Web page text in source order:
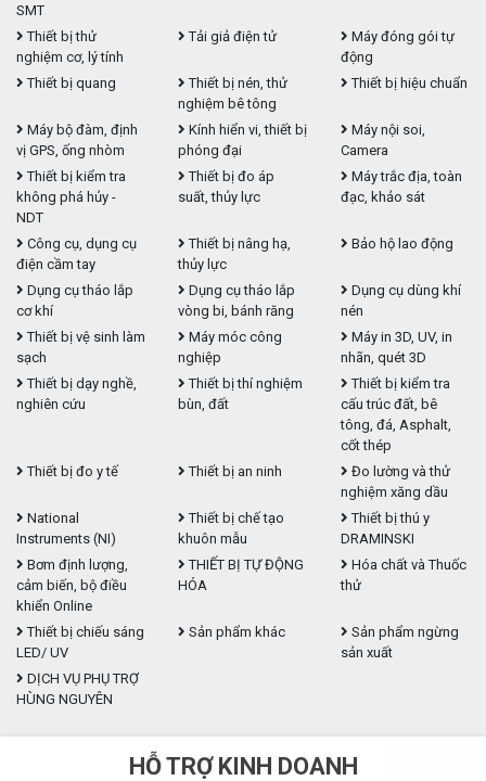
SMT
Thiết bị thử
nghiệm cơ, lý tính
Tải giả điện tử
Máy đóng gói tự
động
Thiết bị quang
Thiết bị nén, thử
nghiệm bê tông
Thiết bị hiệu chuẩn
Máy bộ đàm, định
vị GPS, ống nhòm
Kính hiển vi, thiết bị
phóng đại
Máy nội soi,
Camera
Thiết bị kiểm tra
không phá hủy -
NDT
Thiết bị đo áp
suất, thủy lực
Máy trắc địa, toàn
đạc, khảo sát
Công cụ, dụng cụ
điện cầm tay
Thiết bị nâng hạ,
thủy lực
Bảo hộ lao động
Dụng cụ tháo lắp
cơ khí
Dụng cụ tháo lắp
vòng bi, bánh răng
Dụng cụ dùng khí
nén
Thiết bị vệ sinh làm
sạch
Máy móc công
nghiệp
Máy in 3D, UV, in
nhãn, quét 3D
Thiết bị dạy nghề,
nghiên cứu
Thiết bị thí nghiệm
bùn, đất
Thiết bị kiểm tra
cấu trúc đất, bê
tông, đá, Asphalt,
cốt thép
Thiết bị đo y tế
Thiết bị an ninh
Đo lường và thử
nghiệm xăng dầu
National
Instruments (NI)
Thiết bị chế tạo
khuôn mẫu
Thiết bị thú y
DRAMINSKI
Bơm định lượng,
cảm biến, bộ điều
khiển Online
THIẾT BỊ TỰ ĐỘNG
HÓA
Hóa chất và Thuốc
thử
Thiết bị chiếu sáng
LED/ UV
Sản phẩm khác
Sản phẩm ngừng
sản xuất
DỊCH VỤ PHỤ TRỢ
HÙNG NGUYÊN
HỖ TRỢ KINH DOANH